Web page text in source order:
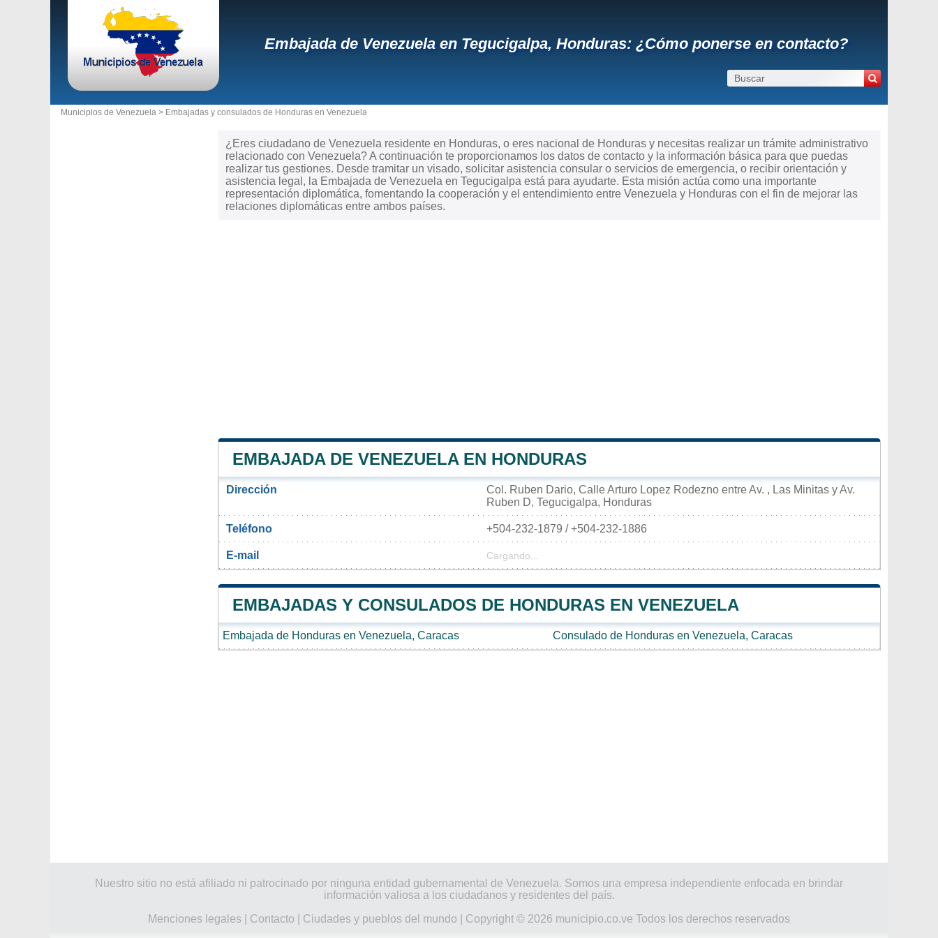
Embajada de Venezuela en Tegucigalpa, Honduras: ¿Cómo ponerse en contacto?
Municipios de Venezuela > Embajadas y consulados de Honduras en Venezuela
¿Eres ciudadano de Venezuela residente en Honduras, o eres nacional de Honduras y necesitas realizar un trámite administrativo
relacionado con Venezuela? A continuación te proporcionamos los datos de contacto y la información básica para que puedas
realizar tus gestiones. Desde tramitar un visado, solicitar asistencia consular o servicios de emergencia, o recibir orientación y
asistencia legal, la Embajada de Venezuela en Tegucigalpa está para ayudarte. Esta misión actúa como una importante
representación diplomática, fomentando la cooperación y el entendimiento entre Venezuela y Honduras con el fin de mejorar las
relaciones diplomáticas entre ambos países.
EMBAJADA DE VENEZUELA EN HONDURAS
Dirección
Col. Ruben Dario, Calle Arturo Lopez Rodezno entre Av. , Las Minitas y Av.
Ruben D, Tegucigalpa, Honduras
Teléfono +504-232-1879 / +504-232-1886
E-mail Cargando...
EMBAJADAS Y CONSULADOS DE HONDURAS EN VENEZUELA
Embajada de Honduras en Venezuela, Caracas Consulado de Honduras en Venezuela, Caracas
Nuestro sitio no está afiliado ni patrocinado por ninguna entidad gubernamental de Venezuela. Somos una empresa independiente enfocada en brindar
información valiosa a los ciudadanos y residentes del país.
Menciones legales
Contacto Ciudades y pueblos del mundo | Copyright © 2026 municipio.co.ve Todos los derechos reservados